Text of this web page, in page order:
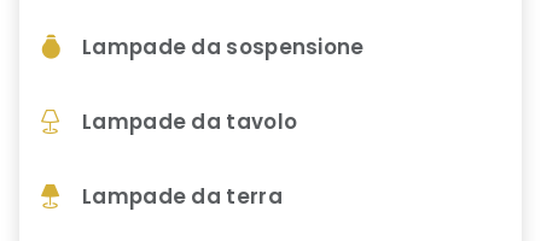
Lampade da sospensione
Lampade da tavolo
Lampade da terra